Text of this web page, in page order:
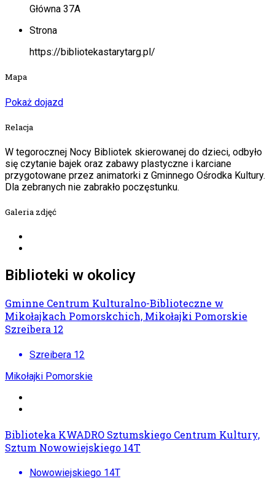
Główna 37A
Strona
https://bibliotekastarytarg.pl/
Mapa
Pokaż dojazd
Relacja
W tegorocznej Nocy Bibliotek skierowanej do dzieci, odbyło
się czytanie bajek oraz zabawy plastyczne i karciane
przygotowane przez animatorki z Gminnego Ośrodka Kultury.
Dla zebranych nie zabrakło poczęstunku.
Galeria zdjęć
Biblioteki w okolicy
Gminne Centrum Kulturalno-Biblioteczne w
Mikołajkach Pomorskchich, Mikołajki Pomorskie
Szreibera 12
Szreibera 12
Mikołajki Pomorskie
Biblioteka KWADRO Sztumskiego Centrum Kultury,
Sztum Nowowiejskiego 14T
Nowowiejskiego 14T